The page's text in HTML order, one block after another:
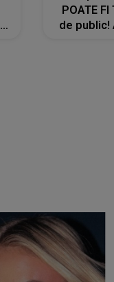
POATE FI
de public!